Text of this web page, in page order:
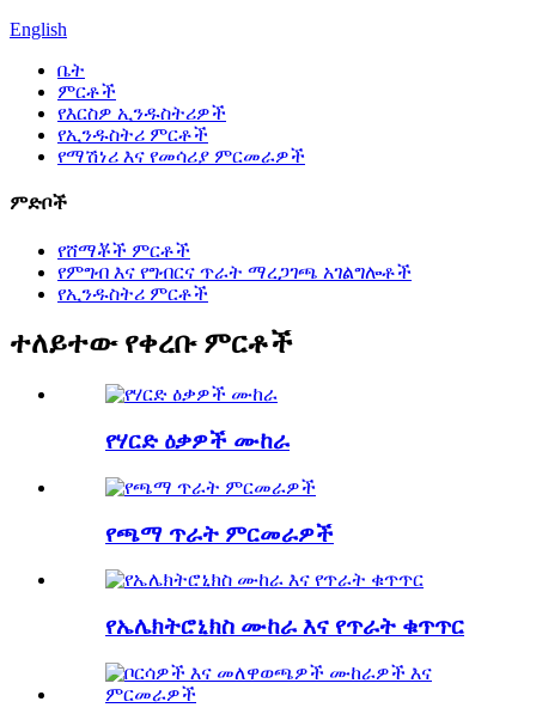
English
ቤት
ምርቶች
የእርስዎ ኢንዱስትሪዎች
የኢንዱስትሪ ምርቶች
የማሽነሪ እና የመሳሪያ ምርመራዎች
ምድቦች
የሸማቾች ምርቶች
የምግብ እና የግብርና ጥራት ማረጋገጫ አገልግሎቶች
የኢንዱስትሪ ምርቶች
ተለይተው የቀረቡ ምርቶች
የሃርድ ዕቃዎች ሙከራ
የጫማ ጥራት ምርመራዎች
የኤሌክትሮኒክስ ሙከራ እና የጥራት ቁጥጥር